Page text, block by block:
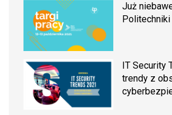
Już
IT Security
trendy z